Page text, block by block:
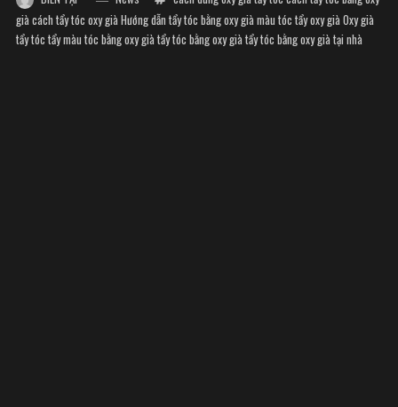
già cách tẩy tóc oxy già Hướng dẫn tẩy tóc bằng oxy già màu tóc tẩy oxy già Oxy già
tẩy tóc tẩy màu tóc bằng oxy già tẩy tóc bằng oxy già tẩy tóc bằng oxy già tại nhà